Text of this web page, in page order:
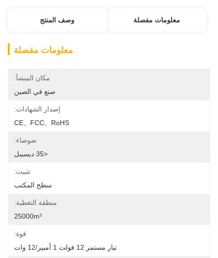
معلومات مفصلة وصف المنتج
معلومات مفصلة
مكان المنشأ:
صنع في الصين
إصدار الشهادات:
CE、FCC、RoHS
ضوضاء:
<35 ديسيبل
تثبيت:
سطح المكتب
منطقة التغطية:
25000m³
قوة:
تيار مستمر 12 فولت 1 أمبير/12 وات